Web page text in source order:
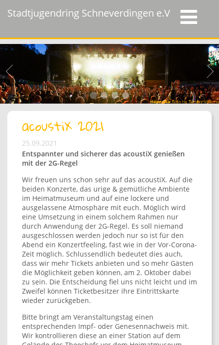
Stadtjugendring Schneverdingen e.V.
acoustiX 2021
25.09.2021
Entspannter und sicherer das acoustiX genießen
mit der 2G-Regel
Wir freuen uns schon sehr auf das acoustiX. Auf die
beiden Konzerte, das urige & gemütliche Ambiente
im Heimatmuseum und auf eine lockere und
ausgelassene Atmosphäre mit euch. Möglich wird
eine Umsetzung in einem solchem Rahmen nur
durch Anwendung der 2G-Regel. Es soll niemand
ausgeschlossen werden jedoch nur so ist für den
Abend ein Konzertfeeling, fast wie in der Vor-Corona-
Zeit möglich. Schlussendlich bedeutet dies auch,
dass wir mehr Tickets anbieten und so mehr Gästen
die Möglichkeit geben können, am 2. Oktober dabei
zu sein. Die Entscheidung fiel uns nicht leicht und im
Zweifel können Ticketbesitzer ihre Eintrittskarte
wieder zurückgeben.
Bitte bringt am Veranstaltungstag einen
entsprechenden Impf- oder Genesennachweis mit.
Wir kontrollieren diese an einer Station auf dem